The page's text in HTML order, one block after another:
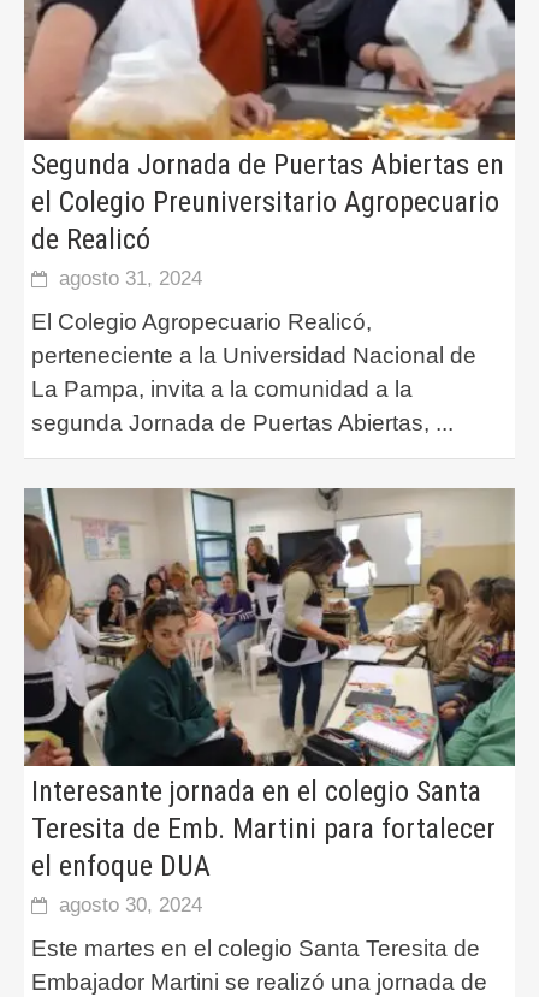
Segunda Jornada de Puertas Abiertas en
el Colegio Preuniversitario Agropecuario
de Realicó
agosto 31, 2024
El Colegio Agropecuario Realicó,
perteneciente a la Universidad Nacional de
La Pampa, invita a la comunidad a la
segunda Jornada de Puertas Abiertas, ...
Interesante jornada en el colegio Santa
Teresita de Emb. Martini para fortalecer
el enfoque DUA
agosto 30, 2024
Este martes en el colegio Santa Teresita de
Embajador Martini se realizó una jornada de